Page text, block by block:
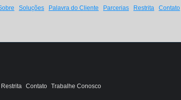
Soluções Palavra do Cliente Parcerias Restrita Contato
Restrita Contato Trabalhe Conosco